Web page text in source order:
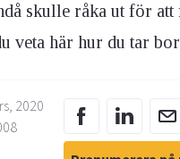
skulle råka ut för att
veta här hur du tar
2020